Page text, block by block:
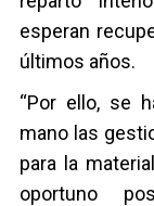
esperan
últimos años.
“Por ello, se
mano las
para la
oportuno